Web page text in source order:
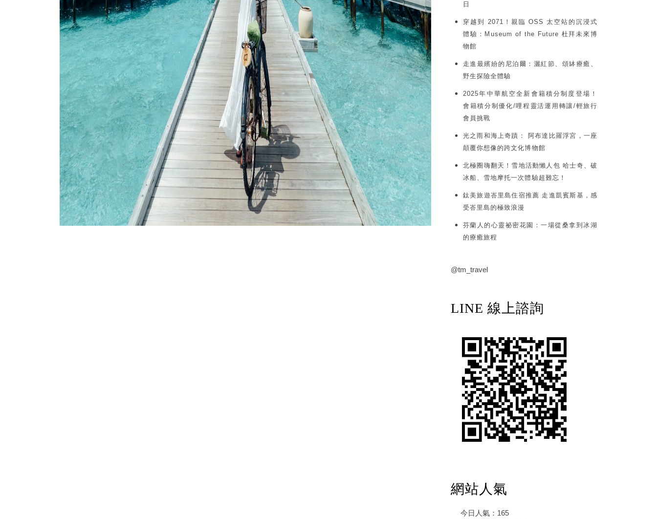
日
穿越到 2071！親臨 OSS 太空站的沉浸式
體驗：Museum of the Future 杜拜未來博
物館
走進最繽紛的尼泊爾：灑紅節、頌缽療癒、
野生探險全體驗
2025年中華航空全新會籍積分制度登場！
會籍積分制優化/哩程靈活運用轉讓/輕旅行
會員挑戰
光之雨和海上奇蹟： 阿布達比羅浮宮，一座
顛覆你想像的跨文化博物館
北極圈嗨翻天！雪地活動懶人包 哈士奇、破
冰船、雪地摩托一次體驗超難忘！
鈦美旅遊峇里島住宿推薦 走進凱賓斯基，感
受峇里島的極致浪漫
芬蘭人的心靈祕密花園：一場從桑拿到冰湖
的療癒旅程
@tm_travel
LINE 線上諮詢
網站人氣
今日人氣： 165